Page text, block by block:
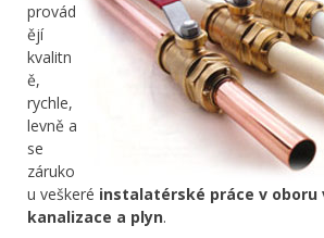
provád
ějí
kvalitn
ě,
rychle,
levně a
se
záruko
u veškeré instalatérské práce v oboru
kanalizace a plyn.